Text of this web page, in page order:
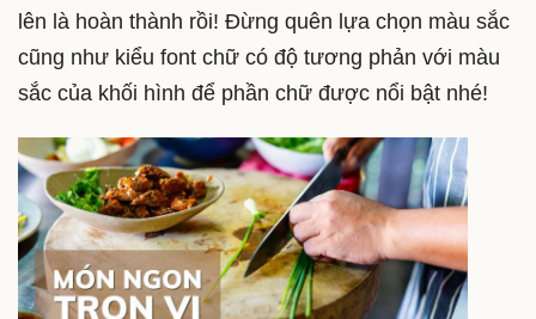
lên là hoàn thành rồi! Đừng quên lựa chọn màu sắc
cũng như kiểu font chữ có độ tương phản với màu
sắc của khối hình để phần chữ được nổi bật nhé!